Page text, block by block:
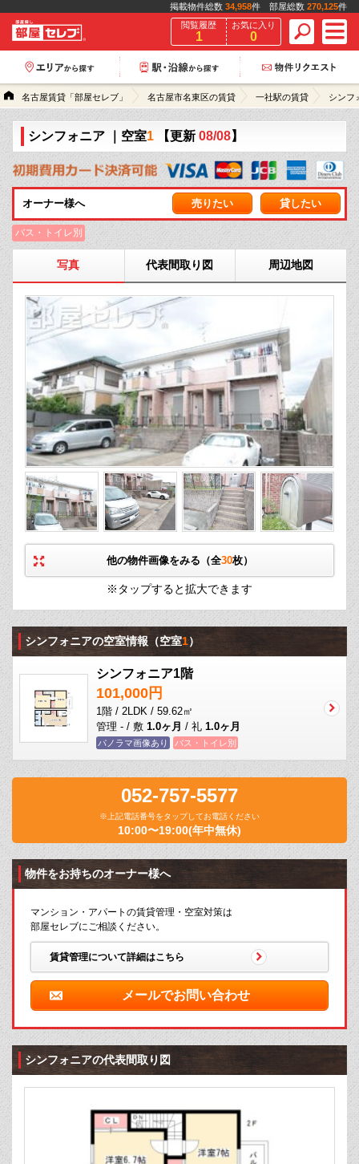
掲載物件総数 34,958件 部屋総数 270,125件
閲覧履歴
1
お気に入り
0
名古屋賃貸「部屋セレブ」 名古屋市名東区の賃貸 一社駅の賃貸 シンフ
シンフォニア ｜空室1 【更新 08/08】
オーナー様へ 売りたい 貸したい
バス・トイレ別
写真 代表間取り図 周辺地図
他の物件画像をみる（全30枚）
※タップすると拡大できます
シンフォニアの空室情報（空室1）
シンフォニア1階
101,000円
1階 / 2LDK / 59.62㎡
管理 - / 敷 1.0ヶ月 / 礼 1.0ヶ月
パノラマ画像あり バス・トイレ別
052-757-5577
※上記電話番号をタップしてお電話ください
10:00〜19:00(年中無休)
物件をお持ちのオーナー様へ
マンション・アパートの賃貸管理・空室対策は
部屋セレブにご相談ください。
賃貸管理について詳細はこちら
メールでお問い合わせ
シンフォニアの代表間取り図